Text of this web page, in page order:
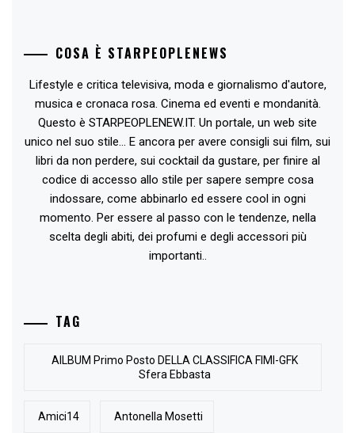
COSA È STARPEOPLENEWS
Lifestyle e critica televisiva, moda e giornalismo d'autore,
musica e cronaca rosa. Cinema ed eventi e mondanità.
Questo è STARPEOPLENEW.IT. Un portale, un web site
unico nel suo stile... E ancora per avere consigli sui film, sui
libri da non perdere, sui cocktail da gustare, per finire al
codice di accesso allo stile per sapere sempre cosa
indossare, come abbinarlo ed essere cool in ogni
momento. Per essere al passo con le tendenze, nella
scelta degli abiti, dei profumi e degli accessori più
importanti..
TAG
AlLBUM Primo Posto DELLA CLASSIFICA FIMI-GFK
Sfera Ebbasta
Amici14 Antonella Mosetti